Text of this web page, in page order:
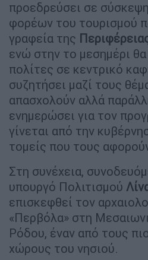
προεδρεύσει σε
φορέων του τουρισμού
γραφεία της
ενώ στην το μεσημέρι
πολίτες σε κεντρικό
συζητήσει μαζί τους
απασχολούν αλλά
ενημερώσει για τον
γίνεται από την
τομείς που τους
Στη συνέχεια,
υπουργό Πολιτισμού
επισκεφθεί τον
«Περβόλα» στη
Ρόδου, έναν από τους
χώρους του νησιού.